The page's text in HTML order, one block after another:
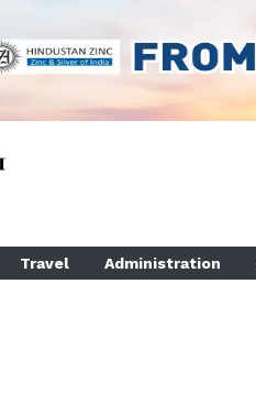
Travel Administration